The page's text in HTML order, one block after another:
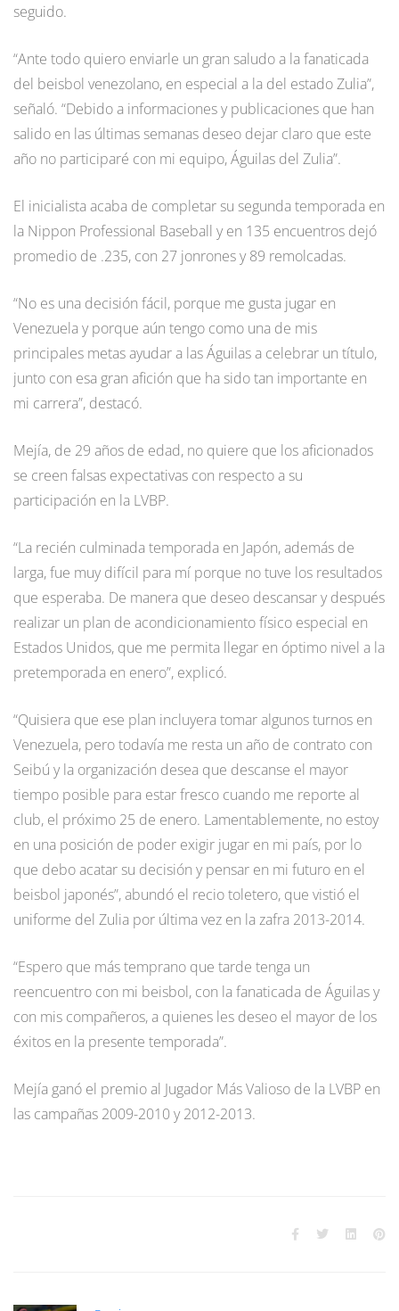
seguido.
“Ante todo quiero enviarle un gran saludo a la fanaticada
del beisbol venezolano, en especial a la del estado Zulia”,
señaló. “Debido a informaciones y publicaciones que han
salido en las últimas semanas deseo dejar claro que este
año no participaré con mi equipo, Águilas del Zulia”.
El inicialista acaba de completar su segunda temporada en
la Nippon Professional Baseball y en 135 encuentros dejó
promedio de .235, con 27 jonrones y 89 remolcadas.
“No es una decisión fácil, porque me gusta jugar en
Venezuela y porque aún tengo como una de mis
principales metas ayudar a las Águilas a celebrar un título,
junto con esa gran afición que ha sido tan importante en
mi carrera”, destacó.
Mejía, de 29 años de edad, no quiere que los aficionados
se creen falsas expectativas con respecto a su
participación en la LVBP.
“La recién culminada temporada en Japón, además de
larga, fue muy difícil para mí porque no tuve los resultados
que esperaba. De manera que deseo descansar y después
realizar un plan de acondicionamiento físico especial en
Estados Unidos, que me permita llegar en óptimo nivel a la
pretemporada en enero”, explicó.
“Quisiera que ese plan incluyera tomar algunos turnos en
Venezuela, pero todavía me resta un año de contrato con
Seibú y la organización desea que descanse el mayor
tiempo posible para estar fresco cuando me reporte al
club, el próximo 25 de enero. Lamentablemente, no estoy
en una posición de poder exigir jugar en mi país, por lo
que debo acatar su decisión y pensar en mi futuro en el
beisbol japonés”, abundó el recio toletero, que vistió el
uniforme del Zulia por última vez en la zafra 2013-2014.
“Espero que más temprano que tarde tenga un
reencuentro con mi beisbol, con la fanaticada de Águilas y
con mis compañeros, a quienes les deseo el mayor de los
éxitos en la presente temporada”.
Mejía ganó el premio al Jugador Más Valioso de la LVBP en
las campañas 2009-2010 y 2012-2013.